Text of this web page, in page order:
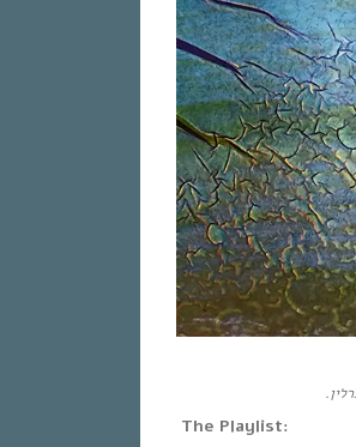
The Playlist: